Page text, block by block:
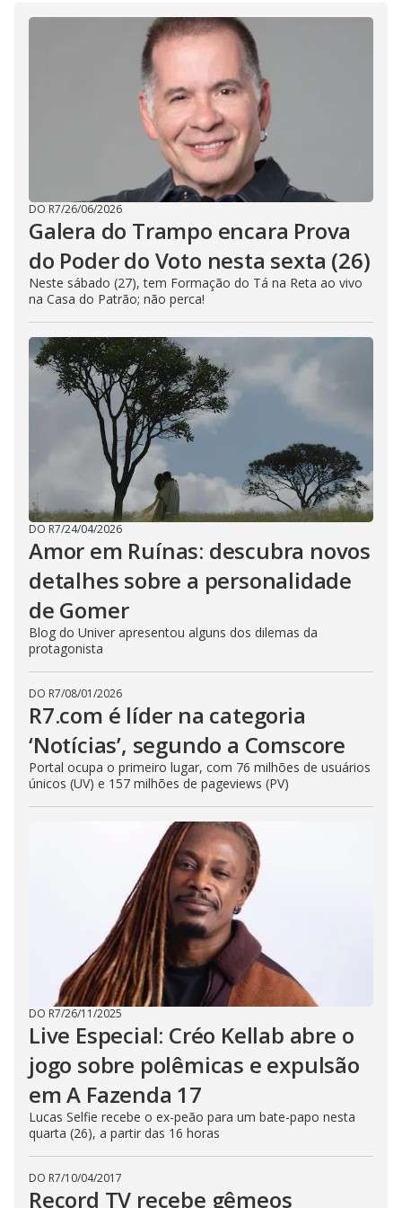
d
e
o
DO R7/26/06/2026
Galera do Trampo encara Prova
do Poder do Voto nesta sexta (26)
Neste sábado (27), tem Formação do Tá na Reta ao vivo
na Casa do Patrão; não perca!
DO R7/24/04/2026
Amor em Ruínas: descubra novos
detalhes sobre a personalidade
de Gomer
Blog do Univer apresentou alguns dos dilemas da
protagonista
DO R7/08/01/2026
R7.com é líder na categoria
‘Notícias’, segundo a Comscore
Portal ocupa o primeiro lugar, com 76 milhões de usuários
únicos (UV) e 157 milhões de pageviews (PV)
DO R7/26/11/2025
Live Especial: Créo Kellab abre o
jogo sobre polêmicas e expulsão
em A Fazenda 17
Lucas Selfie recebe o ex-peão para um bate-papo nesta
quarta (26), a partir das 16 horas
DO R7/10/04/2017
Record TV recebe gêmeos